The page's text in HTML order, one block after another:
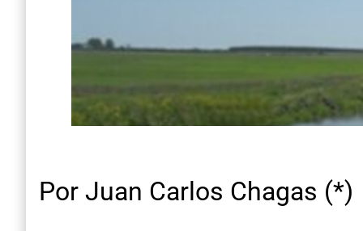
Por Juan Carlos Chagas (*)